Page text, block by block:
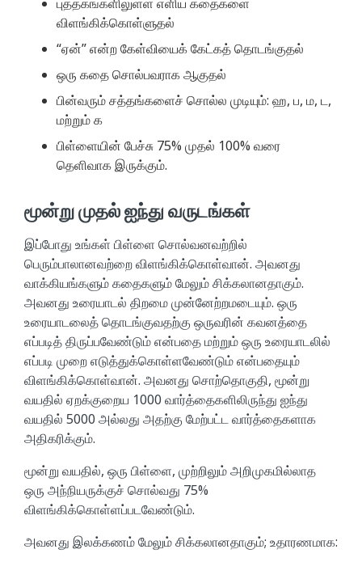
விளங்கிக்கொள்ளுதல்
“ஏன்” என்ற கேள்வியைக் கேட்கத் தொடங்குதல்
ஒரு கதை சொல்பவராக ஆகுதல்
பின்வரும் சத்தங்களைச் சொல்ல முடியும்: ஹ, ப, ம, ட,
மற்றும் க
பிள்ளையின் பேச்சு 75% முதல் 100% வரை
தெளிவாக இருக்கும்.
மூன்று முதல் ஐந்து வருடங்கள்
இப்போது உங்கள் பிள்ளை சொல்வனவற்றில்
பெரும்பாலானவற்றை விளங்கிக்கொள்வான். அவனது
வாக்கியங்களும் கதைகளும் மேலும் சிக்கலானதாகும்.
அவனது உரையாடல் திறமை முன்னேற்றமடையும். ஒரு
உரையாடலைத் தொடங்குவதற்கு ஒருவரின் கவனத்தை
எப்படித் திருப்பவேண்டும் என்பதை மற்றும் ஒரு உரையாடலில்
எப்படி முறை எடுத்துக்கொள்ளவேண்டும் என்பதையும்
விளங்கிக்கொள்வான். அவனது சொற்தொகுதி, மூன்று
வயதில் ஏறக்குறைய 1000 வார்த்தைகளிலிருந்து ஐந்து
வயதில் 5000 அல்லது அதற்கு மேற்பட்ட வார்த்தைகளாக
அதிகரிக்கும்.
மூன்று வயதில், ஒரு பிள்ளை, முற்றிலும் அறிமுகமில்லாத
ஒரு அந்நியருக்குச் சொல்வது 75%
விளங்கிக்கொள்ளப்படவேண்டும்.
அவனது இலக்கணம் மேலும் சிக்கலானதாகும்; உதாரணமாக: